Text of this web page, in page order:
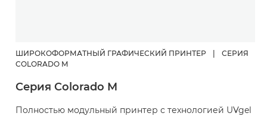
ШИРОКОФОРМАТНЫЙ ГРАФИЧЕСКИЙ ПРИНТЕР
СЕРИЯ
COLORADO M
Серия Colorado M
Полностью модульный принтер с технологией UVgel